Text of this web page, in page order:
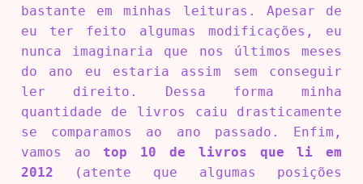
bastante em minhas leituras. Apesar de
eu ter feito algumas modificações, eu
nunca imaginaria que nos últimos meses
do ano eu estaria assim sem conseguir
ler direito. Dessa forma minha
quantidade de livros caiu drasticamente
se comparamos ao ano passado. Enfim,
vamos ao top 10 de livros que li em
2012 (atente que algumas posições